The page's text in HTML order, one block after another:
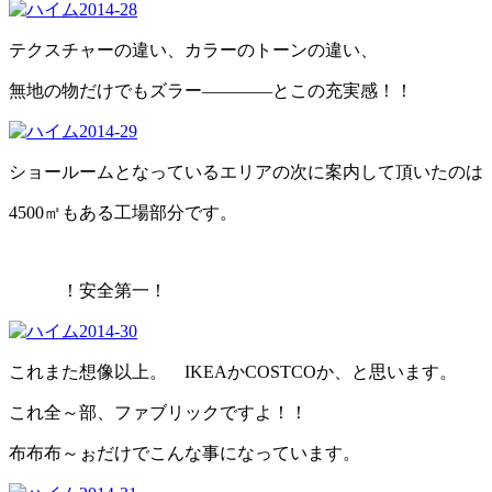
テクスチャーの違い、カラーのトーンの違い、
無地の物だけでもズラー――――とこの充実感 ！！
ショールームとなっているエリアの次に案内して頂いたのは
4500㎡もある工場部分です。
！安全第一！
これまた想像以上。 IKEAかCOSTCOか、と思います。
これ全～部、ファブリックですよ！！
布布布～ぉだけでこんな事になっています。